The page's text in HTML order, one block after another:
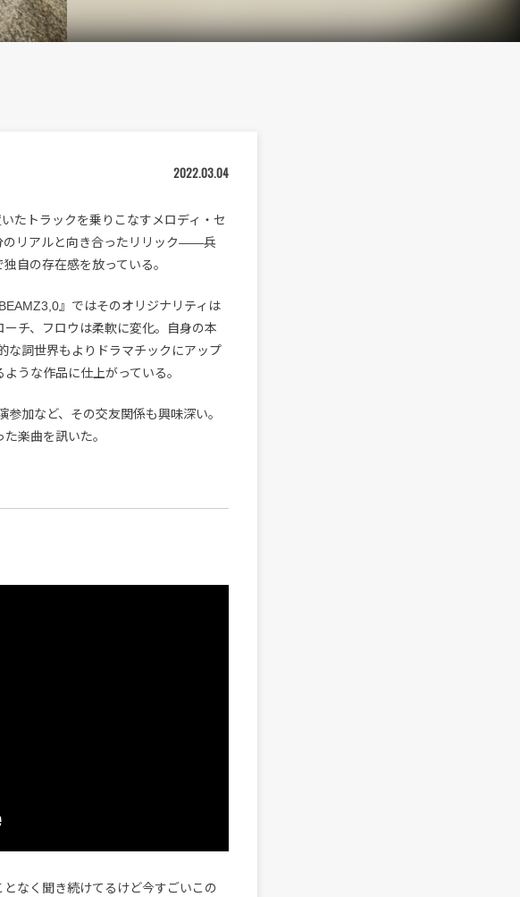
2022.03.04
たトラックを乗りこなすメロディ・セ
のリアルと向き合ったリリック――兵
自の存在感を放っている。
』ではそのオリジナリティは
チ、フロウは柔軟に変化。自身の本
な詞世界もよりドラマチックにアップ
うな作品に仕上がっている。
加など、その交友関係も興味深い。
楽曲を訊いた。
なく聞き続けてるけど今すごいこの